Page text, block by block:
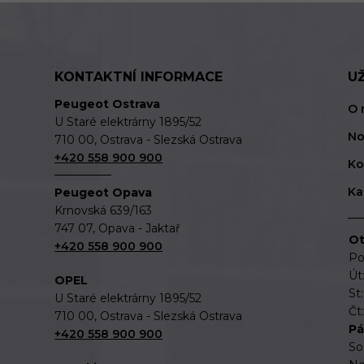
KONTAKTNÍ INFORMACE
Peugeot Ostrava
U Staré elektrárny 1895/52
710 00, Ostrava - Slezská Ostrava
+420 558 900 900
Peugeot Opava
Krnovská 639/163
747 07, Opava - Jaktař
+420 558 900 900
OPEL
U Staré elektrárny 1895/52
710 00, Ostrava - Slezská Ostrava
+420 558 900 900
O